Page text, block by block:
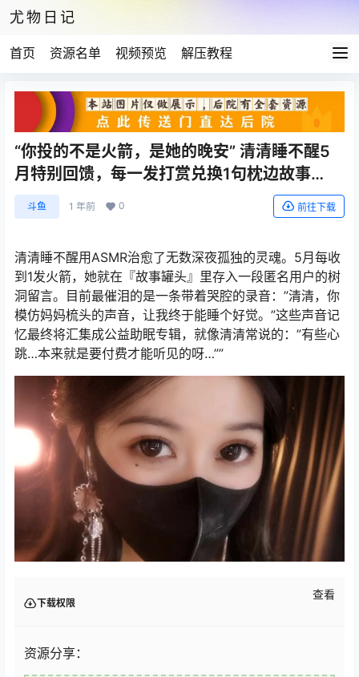
尤物日记
首页 资源名单 视频预览 解压教程
“你投的不是火箭，是她的晚安” 清清睡不醒5
月特别回馈，每一发打赏兑换1句枕边故事…
斗鱼 1 年前 0 前往下载
清清睡不醒用ASMR治愈了无数深夜孤独的灵魂。5月每收
到1发火箭，她就在『故事罐头』里存入一段匿名用户的树
洞留言。目前最催泪的是一条带着哭腔的录音：”清清，你
模仿妈妈梳头的声音，让我终于能睡个好觉。”这些声音记
忆最终将汇集成公益助眠专辑，就像清清常说的：”有些心
跳…本来就是要付费才能听见的呀…””
下载权限
查看
资源分享：